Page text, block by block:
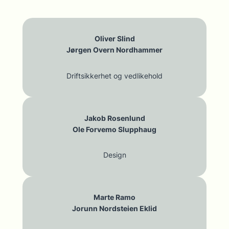
Oliver Slind
Jørgen Overn Nordhammer
Driftsikkerhet og vedlikehold
Jakob Rosenlund
Ole Forvemo Slupphaug
Design
Marte Ramo
Jorunn Nordsteien Eklid